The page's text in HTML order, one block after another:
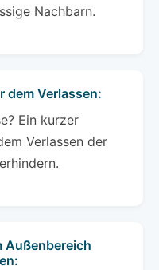
Nachbarn.
dem Verlassen:
Ein kurzer
Verlassen der
Außenbereich